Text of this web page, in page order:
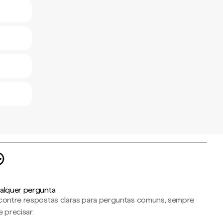
pergunta
respostas claras para perguntas comuns, sempre
precisar.